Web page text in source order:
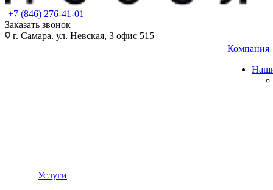
+7 (846) 276-41-01
Заказать звонок
г. Самара. ул. Невская, 3 офис 515
Услуги
Компания